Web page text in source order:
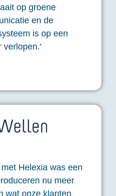
op groene
en de
is op een
verlopen.'
Helexia was een
nu meer
wat onze klanten